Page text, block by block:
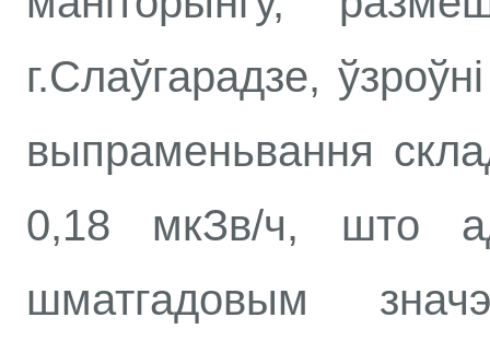
г.Слаўгарадзе,
выпраменьвання
0,18 мкЗв/ч, што
шматгадовым